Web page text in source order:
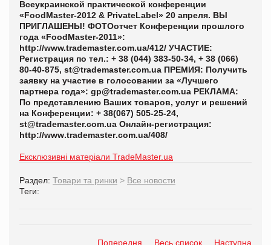
Всеукраинской практической конференции
«FoodMaster-2012 & PrivateLabel» 20 апреля. ВЫ
ПРИГЛАШЕНЫ! ФОТОотчет Конференции прошлого
года «FoodMaster-2011»:
http://www.trademaster.com.ua/412/ УЧАСТИЕ:
Регистрация по тел.: + 38 (044) 383-50-34, + 38 (066)
80-40-875, st@trademaster.com.ua ПРЕМИЯ: Получить
заявку на участие в голосовании за «Лучшего
партнера года»: gp@trademaster.com.ua РЕКЛАМА:
По представлению Ваших товаров, услуг и решений
на Конференции: + 38(067) 505-25-24,
st@trademaster.com.ua Онлайн-регистрация:
http://www.trademaster.com.ua/408/
Ексклюзивні матеріали TradeMaster.ua
Раздел: Товари та ринки > Все новости
Теги:
Попередня Весь список Наступна